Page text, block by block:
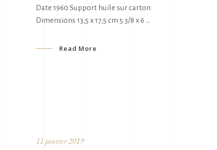
Date 1960 Support huile sur carton
Dimensions 13,5 x 17,5 cm 5 3/8 x 6
Read More
11 janvier 2019